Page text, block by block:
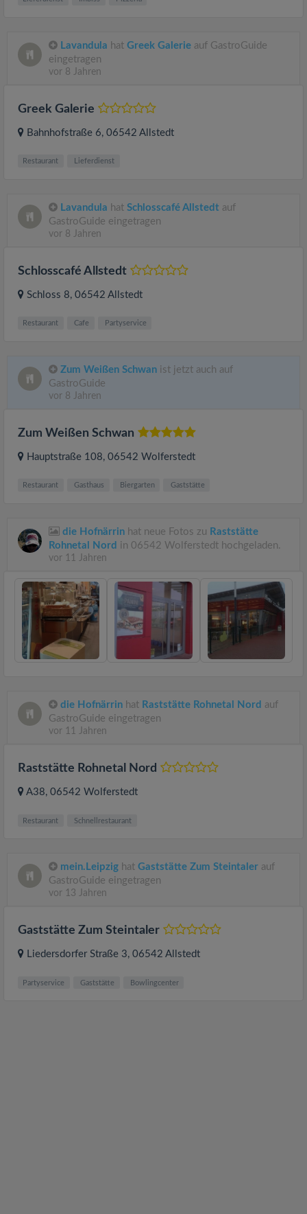
Lavandula hat Greek Galerie auf GastroGuide
eingetragen
vor 8 Jahren
Greek Galerie
Bahnhofstraße 6, 06542 Allstedt
Restaurant Lieferdienst
Lavandula hat Schlosscafé Allstedt auf
GastroGuide eingetragen
vor 8 Jahren
Schlosscafé Allstedt
Schloss 8, 06542 Allstedt
Restaurant Cafe Partyservice
Zum Weißen Schwan ist jetzt auch auf
GastroGuide
vor 8 Jahren
Zum Weißen Schwan
Hauptstraße 108, 06542 Wolferstedt
Restaurant Gasthaus Biergarten Gaststätte
die Hofnärrin hat neue Fotos zu Raststätte
Rohnetal Nord in 06542 Wolferstedt hochgeladen.
vor 11 Jahren
die Hofnärrin hat Raststätte Rohnetal Nord auf
GastroGuide eingetragen
vor 11 Jahren
Raststätte Rohnetal Nord
A38, 06542 Wolferstedt
Restaurant Schnellrestaurant
mein.Leipzig hat Gaststätte Zum Steintaler auf
GastroGuide eingetragen
vor 13 Jahren
Gaststätte Zum Steintaler
Liedersdorfer Straße 3, 06542 Allstedt
Partyservice Gaststätte Bowlingcenter